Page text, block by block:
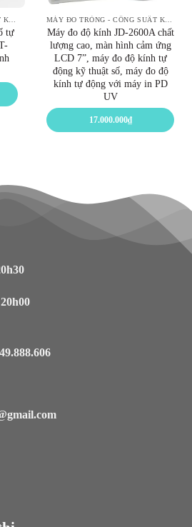
tự
Máy đo độ kính JD-2600A chất
lượng cao, màn hình cảm ứng
LCD 7”, máy đo độ kính tự
động kỹ thuật số, máy đo độ
kính tự động với máy in PD
UV
17.000.000₫